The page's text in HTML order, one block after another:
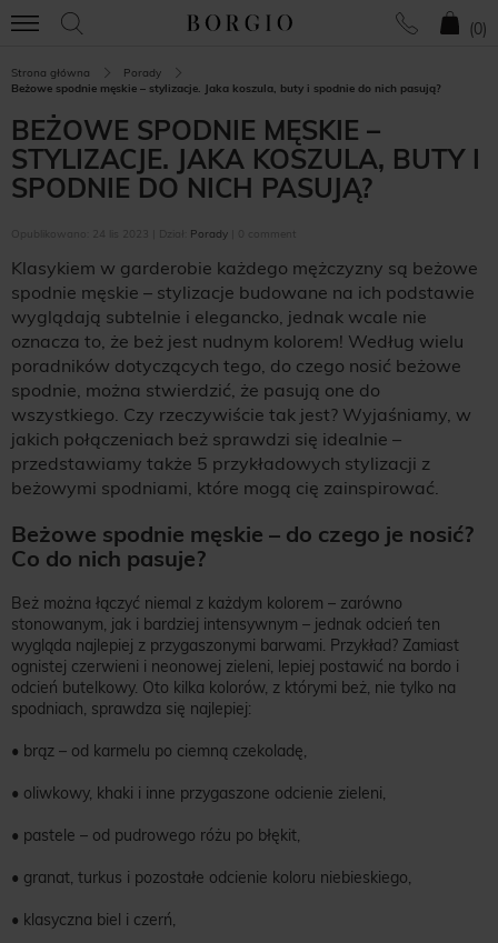
(0)
Strona główna
Porady
Beżowe spodnie męskie – stylizacje. Jaka koszula, buty i spodnie do nich pasują?
BEŻOWE SPODNIE MĘSKIE –
STYLIZACJE. JAKA KOSZULA, BUTY I
SPODNIE DO NICH PASUJĄ?
Opublikowano: 24 lis 2023 | Dział: Porady | 0 comment
Klasykiem w garderobie każdego mężczyzny są beżowe
spodnie męskie – stylizacje budowane na ich podstawie
wyglądają subtelnie i elegancko, jednak wcale nie
oznacza to, że beż jest nudnym kolorem! Według wielu
poradników dotyczących tego, do czego nosić beżowe
spodnie, można stwierdzić, że pasują one do
wszystkiego. Czy rzeczywiście tak jest? Wyjaśniamy, w
jakich połączeniach beż sprawdzi się idealnie –
przedstawiamy także 5 przykładowych stylizacji z
beżowymi spodniami, które mogą cię zainspirować.
Beżowe spodnie męskie – do czego je nosić?
Co do nich pasuje?
Beż można łączyć niemal z każdym kolorem – zarówno
stonowanym, jak i bardziej intensywnym – jednak odcień ten
wygląda najlepiej z przygaszonymi barwami. Przykład? Zamiast
ognistej czerwieni i neonowej zieleni, lepiej postawić na bordo i
odcień butelkowy. Oto kilka kolorów, z którymi beż, nie tylko na
spodniach, sprawdza się najlepiej:
• brąz – od karmelu po ciemną czekoladę,
• oliwkowy, khaki i inne przygaszone odcienie zieleni,
• pastele – od pudrowego różu po błękit,
• granat, turkus i pozostałe odcienie koloru niebieskiego,
• klasyczna biel i czerń,